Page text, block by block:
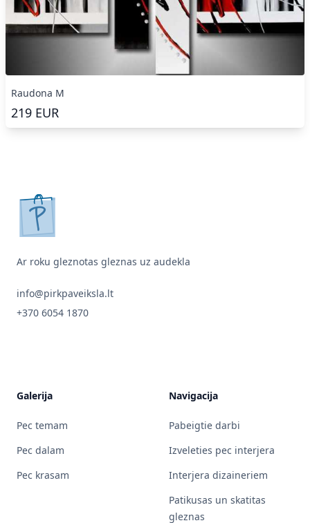
Raudona M
219 EUR
pirkpaveiksla.lt
Ar roku gleznotas gleznas uz audekla
info@pirkpaveiksla.lt
+370 6054 1870
Galerija
Pec temam
Pec dalam
Pec krasam
Navigacija
Pabeigtie darbi
Izveleties pec interjera
Interjera dizaineriem
Patikusas un skatitas
gleznas